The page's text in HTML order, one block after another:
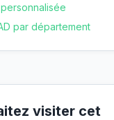
par département
visiter cet